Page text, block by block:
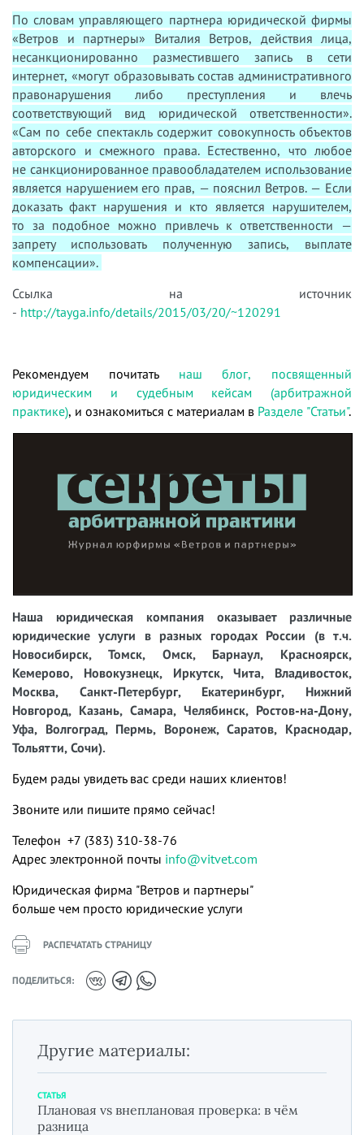
По словам управляющего партнера юридической фирмы
«Ветров и партнеры» Виталия Ветров, действия лица,
несанкционированно разместившего запись в сети
интернет, «могут образовывать состав административного
правонарушения либо преступления и влечь
соответствующий вид юридической ответственности».
«Сам по себе спектакль содержит совокупность объектов
авторского и смежного права. Естественно, что любое
не санкционированное правообладателем использование
является нарушением его прав, — пояснил Ветров. — Если
доказать факт нарушения и кто является нарушителем,
то за подобное можно привлечь к ответственности —
запрету использовать полученную запись, выплате
компенсации».
Ссылка на источник
- http://tayga.info/details/2015/03/20/~120291
Рекомендуем почитать наш блог, посвященный
юридическим и судебным кейсам (арбитражной
практике), и ознакомиться с материалам в Разделе "Статьи".
Наша юридическая компания оказывает различные
юридические услуги в разных городах России (в т.ч.
Новосибирск, Томск, Омск, Барнаул, Красноярск,
Кемерово, Новокузнецк, Иркутск, Чита, Владивосток,
Москва, Санкт-Петербург, Екатеринбург, Нижний
Новгород, Казань, Самара, Челябинск, Ростов-на-Дону,
Уфа, Волгоград, Пермь, Воронеж, Саратов, Краснодар,
Тольятти, Сочи).
Будем рады увидеть вас среди наших клиентов!
Звоните или пишите прямо сейчас!
Телефон +7 (383) 310-38-76
Адрес электронной почты info@vitvet.com
Юридическая фирма "Ветров и партнеры"
больше чем просто юридические услуги
РАСПЕЧАТАТЬ СТРАНИЦУ
ПОДЕЛИТЬСЯ:
Другие материалы:
СТАТЬЯ
Плановая vs внеплановая проверка: в чём
разница